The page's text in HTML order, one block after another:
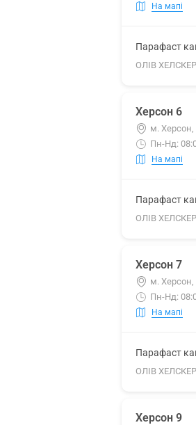
На мапі
Парафаст
ОЛІВ ХЕЛСКЕР
Херсон 6
м. Херсон,
Пн-Нд:
На мапі
Парафаст
ОЛІВ ХЕЛСКЕР
Херсон 7
м.
Пн-Нд:
На мапі
Парафаст
ОЛІВ ХЕЛСКЕР
Херсон 9